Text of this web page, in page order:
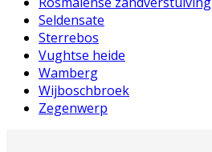
Seldensate
Sterrebos
Vughtse heide
Wamberg
Wijboschbroek
Zegenwerp